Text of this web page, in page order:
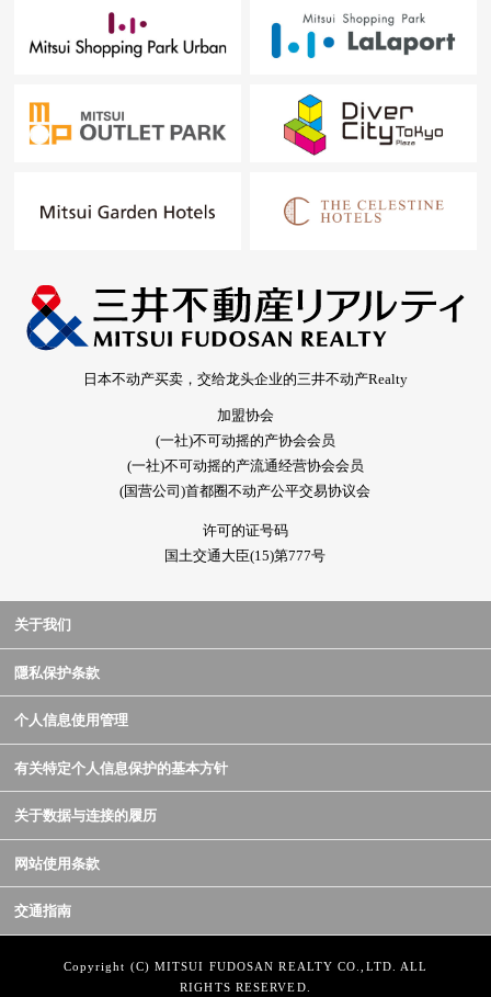
日本不动产买卖，交给龙头企业的三井不动产Realty
加盟协会
(一社)不可动摇的产协会会员
(一社)不可动摇的产流通经营协会会员
(国营公司)首都圈不动产公平交易协议会
许可的证号码
国土交通大臣(15)第777号
关于我们
隱私保护条款
个人信息使用管理
有关特定个人信息保护的基本方针
关于数据与连接的履历
网站使用条款
交通指南
Copyright (C) MITSUI FUDOSAN REALTY CO.,LTD. ALL
RIGHTS RESERVED.